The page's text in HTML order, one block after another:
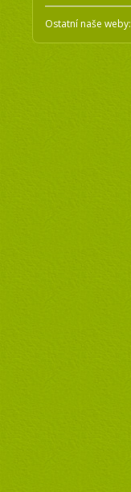
Ostatní naše weby: